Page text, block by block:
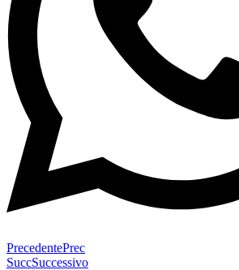
PrecedentePrec
SuccSuccessivo